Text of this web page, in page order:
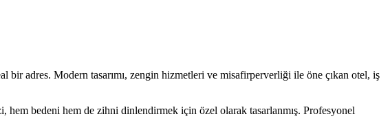
bir adres. Modern tasarımı, zengin hizmetleri ve misafirperverliği ile öne çıkan otel, iş
bedeni hem de zihni dinlendirmek için özel olarak tasarlanmış. Profesyonel